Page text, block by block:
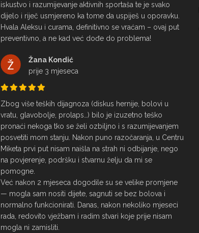
iskustvo i razumijevanje aktivnih sportaša te je svako
dijelo i riječ usmjereno ka tome da uspiješ u oporavku.
Hvala Aleksu i curama, definitivno se vraćam – ovaj put
preventivno, a ne kad već dođe do problema!
Žana Kondić
prije 3 mjeseca
Zbog više teških dijagnoza (diskus hernije, bolovi u
vratu, glavobolje, prolaps…) bilo je izuzetno teško
pronaći nekoga tko se želi ozbiljno i s razumijevanjem
posvetiti mom stanju. Nakon puno razočaranja, u Centru
Miketa prvi put nisam naišla na strah ni odbijanje, nego
na povjerenje, podršku i stvarnu želju da mi se
pomogne.
Već nakon 2 mjeseca dogodile su se velike promjene
— mogla sam nositi dijete, sagnuti se bez bolova i
normalno funkcionirati. Danas, nakon nekoliko mjeseci
rada, redovito vježbam i radim stvari koje prije nisam
mogla ni zamisliti.